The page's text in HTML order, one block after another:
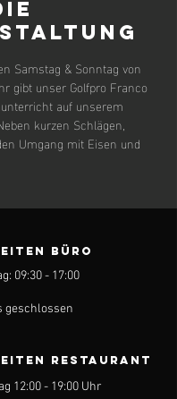
Samstag & Sonntag von
gibt unser Golfpro Franco
auf unserem
kurzen Schlägen,
Umgang mit Eisen und
BÜRO
09:30 - 17:00
geschlossen
Restaurant
12:00 - 19:00 Uhr